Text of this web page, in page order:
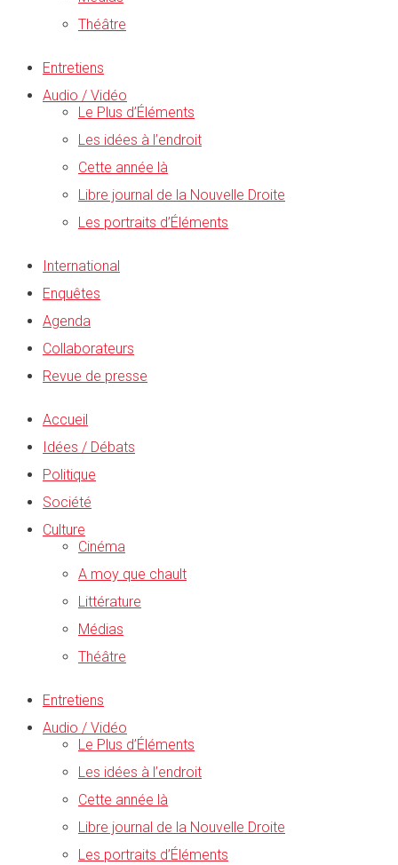
Théâtre
Entretiens
Audio / Vidéo
Le Plus d’Éléments
Les idées à l’endroit
Cette année là
Libre journal de la Nouvelle Droite
Les portraits d’Éléments
International
Enquêtes
Agenda
Collaborateurs
Revue de presse
Accueil
Idées / Débats
Politique
Société
Culture
Cinéma
A moy que chault
Littérature
Médias
Théâtre
Entretiens
Audio / Vidéo
Le Plus d’Éléments
Les idées à l’endroit
Cette année là
Libre journal de la Nouvelle Droite
Les portraits d’Éléments